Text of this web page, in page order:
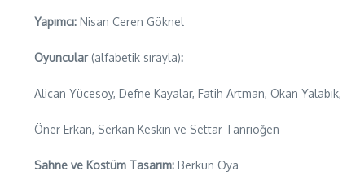
Yapımcı: Nisan Ceren Göknel
Oyuncular(alfabetik sırayla):
Alican Yücesoy, Defne Kayalar, Fatih Artman, Okan Yalabık,
Öner Erkan, Serkan Keskin ve Settar Tanrıöğen
Sahne ve Kostüm Tasarım: Berkun Oya